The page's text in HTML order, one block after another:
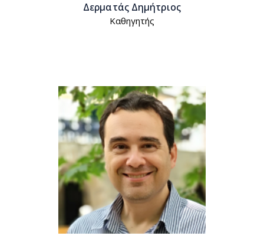
Δερματάς Δημήτριος
Kαθηγητής